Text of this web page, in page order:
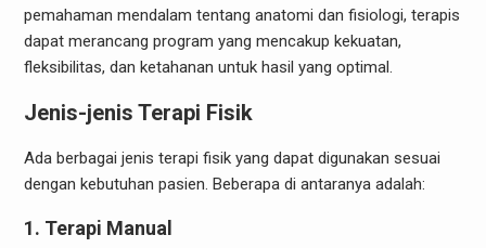
pemahaman mendalam tentang anatomi dan fisiologi, terapis
dapat merancang program yang mencakup kekuatan,
fleksibilitas, dan ketahanan untuk hasil yang optimal.
Jenis-jenis Terapi Fisik
Ada berbagai jenis terapi fisik yang dapat digunakan sesuai
dengan kebutuhan pasien. Beberapa di antaranya adalah:
1. Terapi Manual